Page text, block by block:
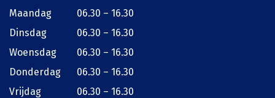
Maandag
06.30 – 16.30
Dinsdag
06.30 – 16.30
Woensdag
06.30 – 16.30
Donderdag
06.30 – 16.30
Vrijdag
06.30 – 16.30